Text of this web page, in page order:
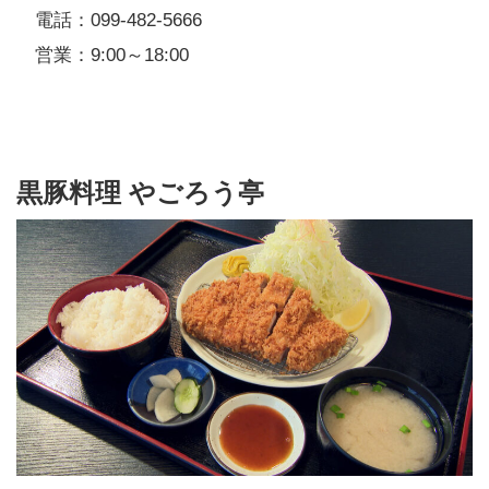
電話：099-482-5666
営業：9:00～18:00
黒豚料理 やごろう亭